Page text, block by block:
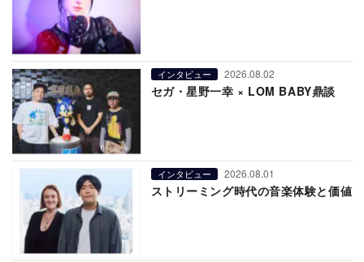
インタビュー 2026.08.02
セガ・星野一幸 × LOM BABY鼎談
インタビュー 2026.08.01
ストリーミング時代の音楽体験と価値